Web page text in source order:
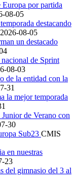
por partida
08-05
destacando
2026-08-05
un destacado
de Sprint
08-03
de la entidad con la
31
la mejor temporada
de Verano con
30
Sub23 CMIS
en nuestras
23
del gimnasio del 3 al